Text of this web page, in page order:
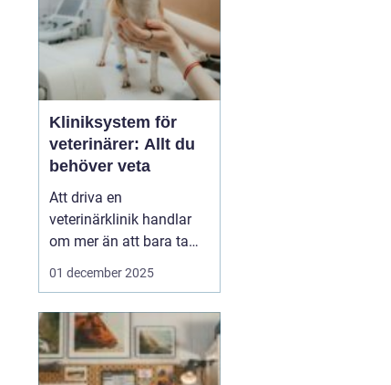
Kliniksystem för
veterinärer: Allt du
behöver veta
Att driva en
veterinärklinik handlar
om mer än att bara ta
hand om djuren.
överväldigande, och
kliniksystem för en
veterinär blir verktyget
01 december 2025